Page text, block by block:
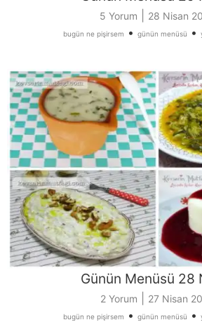
5 Yorum 28 Nisan
bugün ne pişirsem • günün menüsü •
Günün Menüsü 28
2 Yorum 27 Nisan
bugün ne pişirsem • günün menüsü •